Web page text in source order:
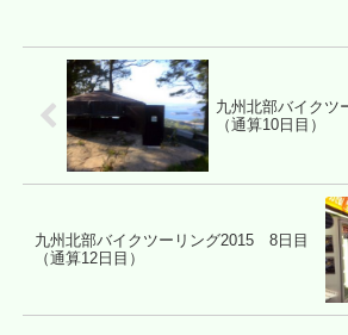
九州北部バイク
（通算10日目）
九州北部バイクツーリング2015 8日目
（通算12日目）